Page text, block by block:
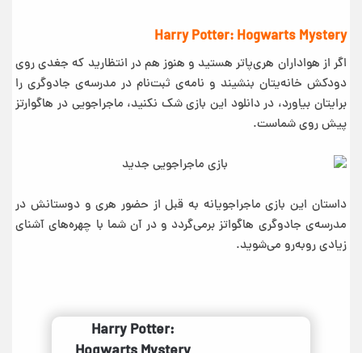
Harry Potter: Hogwarts Mystery
اگر از هواداران هری‌پاتر هستید و هنوز هم در انتظارید که جغدی روی
دودکش خانه‌یتان بنشیند و نامه‌ی ثبت‌نام در مدرسه‌ی جادوگری را
برایتان بیاورد، در دانلود این بازی شک نکنید، ماجراجویی در هاگوارتز
پیش روی شماست.
داستان این بازی ماجراجویانه به قبل از حضور هری و دوستانش در
مدرسه‌ی جادوگری هاگواتز برمی‌گردد و در آن شما با چهره‌های آشنای
زیادی رو‌به‌رو می‌شوید.
Harry Potter: